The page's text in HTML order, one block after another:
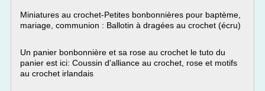
Miniatures au crochet-Petites bonbonnières pour baptème,
mariage, communion : Ballotin à dragées au crochet (écru)
Un panier bonbonnière et sa rose au crochet le tuto du
panier est ici: Coussin d'alliance au crochet, rose et motifs
au crochet irlandais